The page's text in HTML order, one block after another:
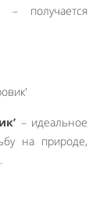
получается
– идеальное
на природе,